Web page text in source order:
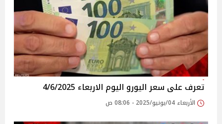
تعرف على سعر اليورو اليوم الاربعاء 4/6/2025
الأربعاء 04/يونيو/2025 - 08:06 ص